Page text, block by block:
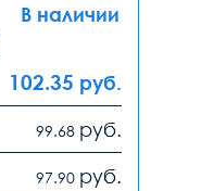
В наличии
102.35 руб.
99.68 руб.
97.90 руб.